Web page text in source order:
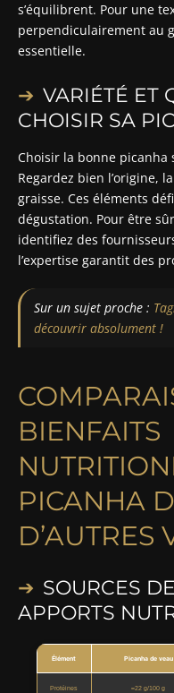
s’équilibrent. Pour une
perpendiculairement au
essentielle.
VARIÉTÉ ET
CHOISIR SA
Choisir la bonne picanha
Regardez bien l’origine,
graisse. Ces éléments
dégustation. Pour être
identifiez des
l’expertise garantit des
Sur un sujet proche :
découvrir absolument !
BIENFAITS
PICANHA
D’AUTRES
SOURCES
APPORTS
Élément Picanha de veau
Protéines ≈22 g/100 g